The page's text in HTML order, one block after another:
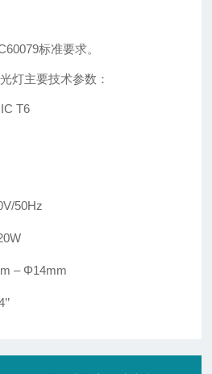
标准要求。
灯主要技术参数：
T6
50Hz
– Φ14mm